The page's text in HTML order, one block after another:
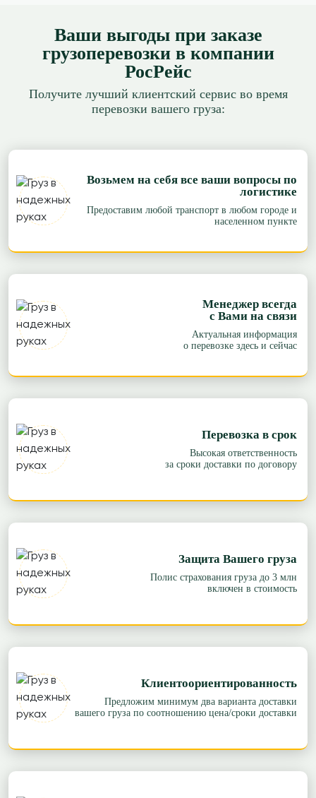
Ваши выгоды при заказе
грузоперевозки в компании
РосРейс
Получите лучший клиентский сервис во время
перевозки вашего груза:
Возьмем на себя все ваши вопросы по
логистике
Предоставим любой транспорт в любом городе и
населенном пункте
Менеджер всегда
с Вами на связи
Актуальная информация
о перевозке здесь и сейчас
Перевозка в срок
Высокая ответственность
за сроки доставки по договору
Защита Вашего груза
Полис страхования груза до 3 млн
включен в стоимость
Клиентоориентированность
Предложим минимум два варианта доставки
вашего груза по соотношению цена/сроки доставки